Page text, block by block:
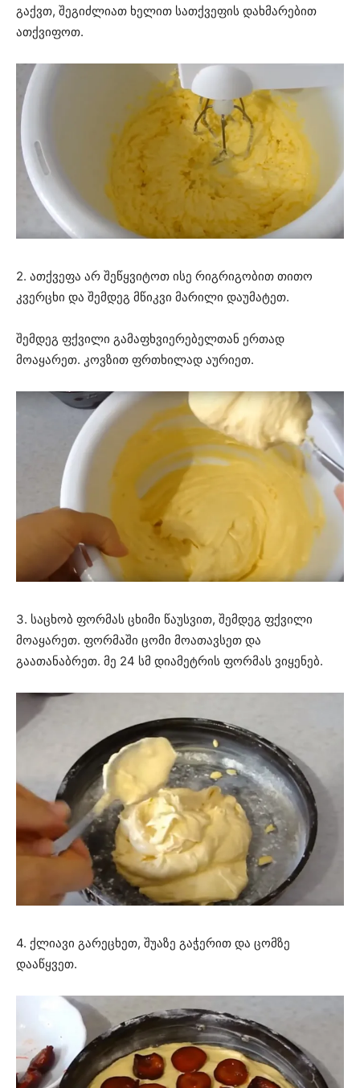
გაქვთ, შეგიძლიათ ხელით სათქვეფის დახმარებით
ათქვიფოთ.
2. ათქვეფა არ შეწყვიტოთ ისე რიგრიგობით თითო
კვერცხი და შემდეგ მწიკვი მარილი დაუმატეთ.
შემდეგ ფქვილი გამაფხვიერებელთან ერთად
მოაყარეთ. კოვზით ფრთხილად აურიეთ.
3. საცხობ ფორმას ცხიმი წაუსვით, შემდეგ ფქვილი
მოაყარეთ. ფორმაში ცომი მოათავსეთ და
გაათანაბრეთ. მე 24 სმ დიამეტრის ფორმას ვიყენებ.
4. ქლიავი გარეცხეთ, შუაზე გაჭერით და ცომზე
დააწყვეთ.